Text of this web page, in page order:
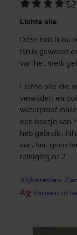
4
van
de
5
Lichte olie
Deze heb ik nu
fijn is geweest
van het merk
Lichte olie die
verwijdert en
waterproof
een beetje van
heb gebruikt
aan, laat geen
reiniging nr. 2
#lykoreview
Vertaald uit